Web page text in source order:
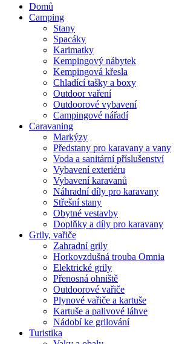
Domů
Camping
Stany
Spacáky
Karimatky
Kempingový nábytek
Kempingová křesla
Chladící tašky a boxy
Outdoor vaření
Outdoorové vybavení
Campingové nářadí
Caravaning
Markýzy
Předstany pro karavany a vany
Voda a sanitární příslušenství
Vybavení exteriéru
Vybavení karavanů
Náhradní díly pro karavany
Střešní stany
Obytné vestavby
Doplňky a díly pro karavany
Grily, vařiče
Zahradní grily
Horkovzdušná trouba Omnia
Elektrické grily
Přenosná ohniště
Outdoorové vařiče
Plynové vařiče a kartuše
Kartuše a palivové láhve
Nádobí ke grilování
Turistika